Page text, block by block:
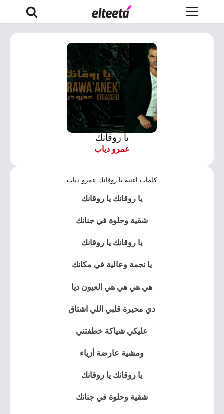
يا روقانك
عمرو دياب
كلمات اغنية يا روقانك عمرو دياب
يا روقانك يا روقانك
شقية وحلوة في جنانك
يا روقانك يا روقانك
يا نجمة وعالية في مكانك
هي هي هي هي العيون ديا
دي محيرة قلبي اللي اشتاق
عليكي شياكة خطفتني
ومشية عارضة أزياء
يا روقانك يا روقانك
شقية وحلوة في جنانك